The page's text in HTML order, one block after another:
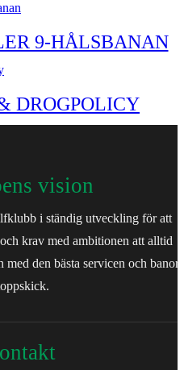
9-HÅLSBANAN
DROGPOLICY
vision
i ständig utveckling för att
krav med ambitionen att alltid
den bästa servicen och banor